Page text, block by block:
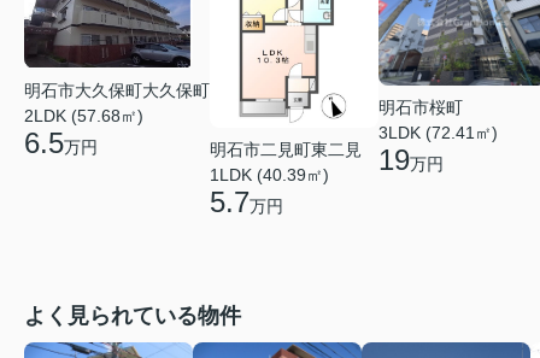
明石市大久保町大久保町
2LDK (57.68㎡)
6.5万円
明石市二見町東二見
1LDK (40.39㎡)
5.7万円
明石市桜町
3LDK (72.41㎡)
19万円
よく見られている物件